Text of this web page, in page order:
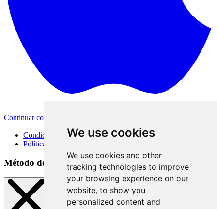
We use cookies
We use cookies and other
tracking technologies to improve
your browsing experience on our
website, to show you
personalized content and
Continuar con Apple
Condiciones de uso
Política de privacidad
Método de inicio de sesión